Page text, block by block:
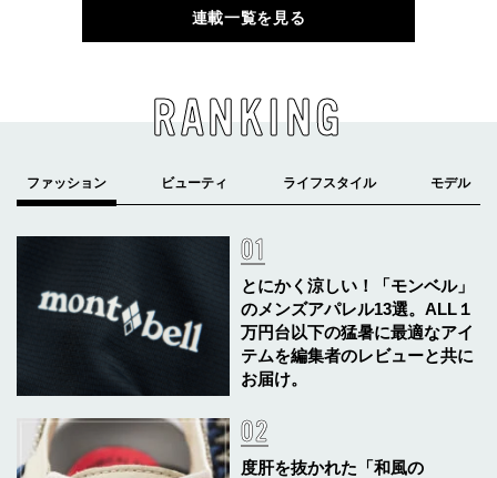
連載一覧を見る
RANKING
とにかく涼しい！「モンベル」
のメンズアパレル13選。ALL１
万円台以下の猛暑に最適なアイ
テムを編集者のレビューと共に
お届け。
度肝を抜かれた「和風の